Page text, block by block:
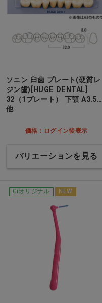
ソニン 臼歯 プレート(硬質レ
ジン歯)[HUGE DENTAL]
32（1プレート） 下顎 A3.5…
他
価格：ログイン後表示
バリエーションを見る
Ciオリジナル NEW